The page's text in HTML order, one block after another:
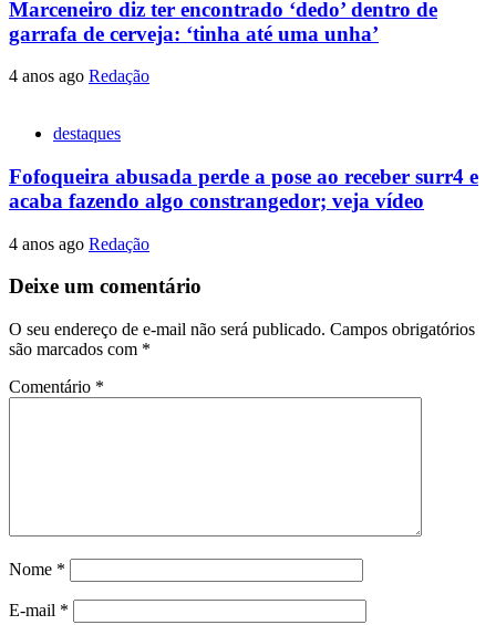
Marceneiro diz ter encontrado ‘dedo’ dentro de
garrafa de cerveja: ‘tinha até uma unha’
4 anos ago Redação
destaques
Fofoqueira abusada perde a pose ao receber surr4 e
acaba fazendo algo constrangedor; veja vídeo
4 anos ago Redação
Deixe um comentário
O seu endereço de e-mail não será publicado. Campos obrigatórios
são marcados com *
Comentário *
Nome *
E-mail *